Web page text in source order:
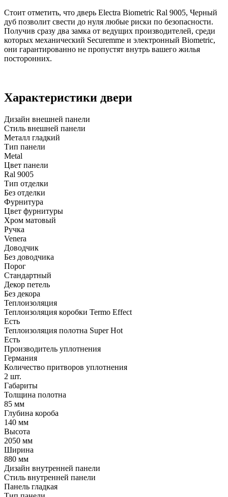
Стоит отметить, что дверь Electra Biometric Ral 9005, Черный
дуб позволит свести до нуля любые риски по безопасности.
Получив сразу два замка от ведущих производителей, среди
которых механический Securemme и электронный Biometric,
они гарантированно не пропустят внутрь вашего жилья
посторонних.
Характеристики двери
Дизайн внешней панели
Стиль внешней панели
Металл гладкий
Тип панели
Metal
Цвет панели
Ral 9005
Тип отделки
Без отделки
Фурнитура
Цвет фурнитуры
Хром матовый
Ручка
Venera
Доводчик
Без доводчика
Порог
Стандартный
Декор петель
Без декора
Теплоизоляция
Теплоизоляция коробки Termo Effect
Есть
Теплоизоляция полотна Super Нot
Есть
Производитель уплотнения
Германия
Количество притворов уплотнения
2 шт.
Габариты
Толщина полотна
85 мм
Глубина короба
140 мм
Высота
2050 мм
Ширина
880 мм
Дизайн внутренней панели
Стиль внутренней панели
Панель гладкая